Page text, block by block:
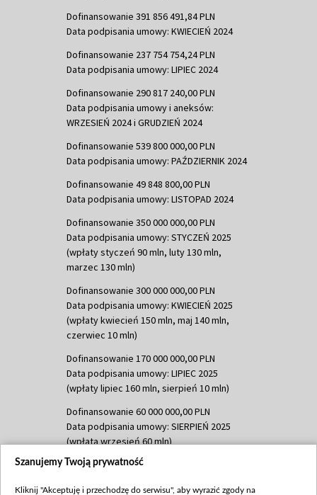
Dofinansowanie 391 856 491,84 PLN
Data podpisania umowy: KWIECIEŃ 2024
Dofinansowanie 237 754 754,24 PLN
Data podpisania umowy: LIPIEC 2024
Dofinansowanie 290 817 240,00 PLN
Data podpisania umowy i aneksów:
WRZESIEŃ 2024 i GRUDZIEŃ 2024
Dofinansowanie 539 800 000,00 PLN
Data podpisania umowy: PAŹDZIERNIK 2024
Dofinansowanie 49 848 800,00 PLN
Data podpisania umowy: LISTOPAD 2024
Dofinansowanie 350 000 000,00 PLN
Data podpisania umowy: STYCZEŃ 2025
(wpłaty styczeń 90 mln, luty 130 mln,
marzec 130 mln)
Dofinansowanie 300 000 000,00 PLN
Data podpisania umowy: KWIECIEŃ 2025
(wpłaty kwiecień 150 mln, maj 140 mln,
czerwiec 10 mln)
Dofinansowanie 170 000 000,00 PLN
Data podpisania umowy: LIPIEC 2025
(wpłaty lipiec 160 mln, sierpień 10 mln)
Dofinansowanie 60 000 000,00 PLN
Data podpisania umowy: SIERPIEŃ 2025
(wpłata wrzesień 60 mln)
Dofinansowanie 635 783 051,21 PLN
Szanujemy Twoją prywatność
Kliknij "Akceptuję i przechodzę do serwisu", aby wyrazić zgody na